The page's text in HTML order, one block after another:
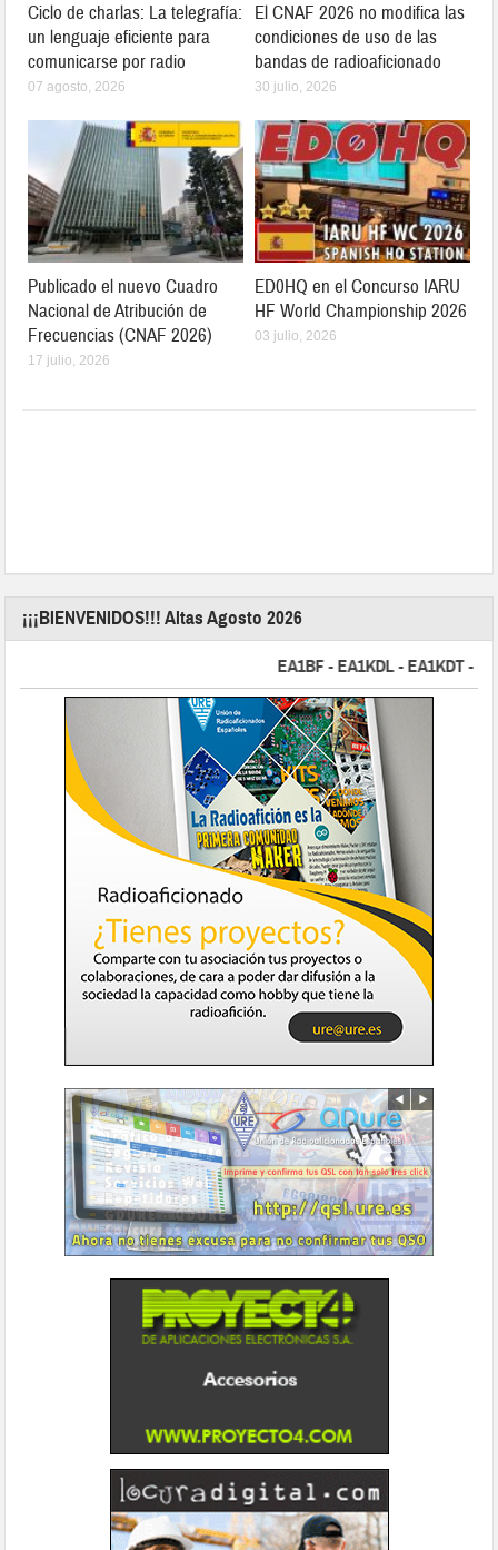
Ciclo de charlas: La telegrafía:
un lenguaje eficiente para
comunicarse por radio
07 agosto, 2026
El CNAF 2026 no modifica las
condiciones de uso de las
bandas de radioaficionado
30 julio, 2026
Publicado el nuevo Cuadro
Nacional de Atribución de
Frecuencias (CNAF 2026)
17 julio, 2026
ED0HQ en el Concurso IARU
HF World Championship 2026
03 julio, 2026
¡¡¡BIENVENIDOS!!! Altas Agosto 2026
EA1BF - EA1KDL - EA1KDT -